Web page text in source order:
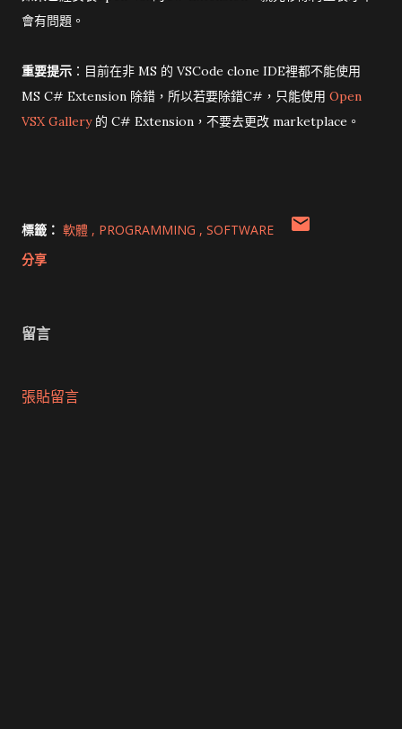
會有問題。
重要提示 ：目前在非 MS 的 VSCode clone IDE裡都不能使用
MS C# Extension 除錯，所以若要除錯C#，只能使用 Open
VSX Gallery的 C# Extension，不要去更改 marketplace。
標籤： 軟體 PROGRAMMING
SOFTWARE
分享
留言
張貼留言